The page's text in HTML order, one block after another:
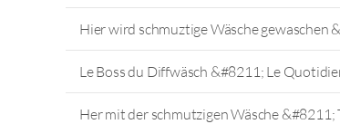
Hier wird schmuztige Wäsche
Le Boss du Diffwäsch &#8211; Le
Her mit der schmutzigen Wäsche